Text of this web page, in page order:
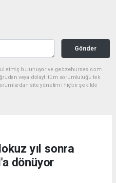
Gönder
etmiş bulunuyor ve gebzehurses.com
veya dolaylı tüm sorumluluğu tek
site yönetimi hiçbir şekilde
yıl sonra
dönüyor